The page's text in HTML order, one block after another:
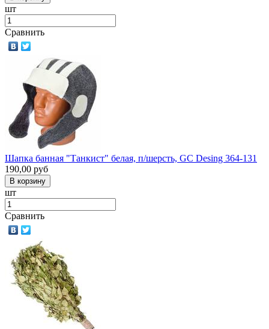
шт
Сравнить
Шапка банная "Танкист" белая, п/шерсть, GC Desing 364-131
190,00 руб
шт
Сравнить